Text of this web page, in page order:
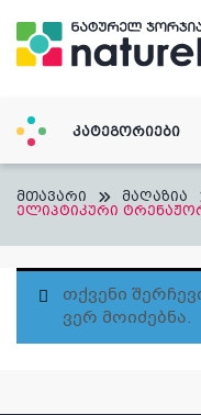
content
კატეგორიები
მთავარი მაღაზია
ელიპტიკური
Თქვენი
Ვერ Მოიძებნა.